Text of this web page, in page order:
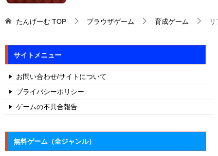
たんげーむ TOP ブラウザゲーム 育成ゲーム
サイトメニュー
お問い合わせ/サイトについて
プライバシーポリシー
ゲームの不具合報告
無料ゲーム（全ジャンル）